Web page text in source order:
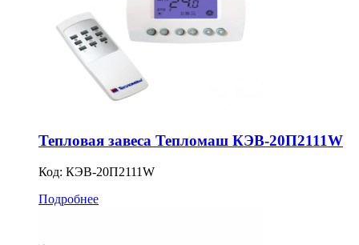
Тепловая завеса Тепломаш КЭВ-20П2111W
Код: КЭВ-20П2111W
Подробнее